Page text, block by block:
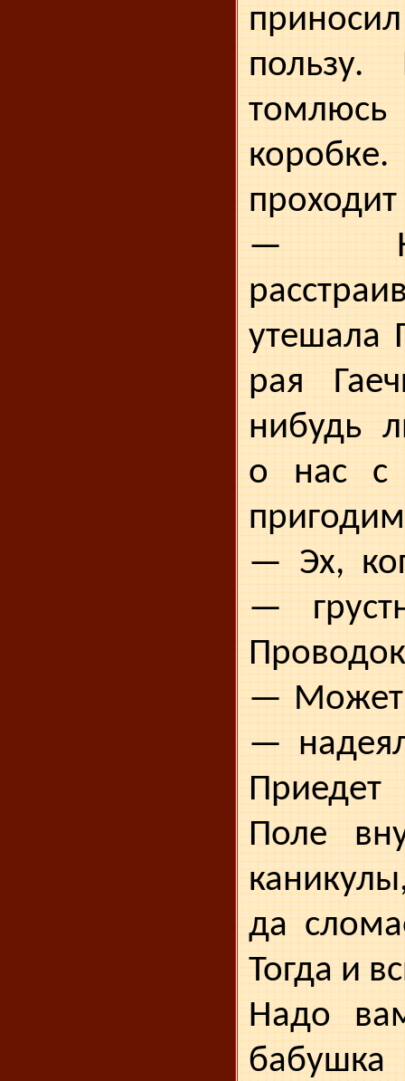
пользу.
—
утешала
рая
нибудь
о нас
— Эх,
—
— Может
—
Поле
да
Тогда и
Надо